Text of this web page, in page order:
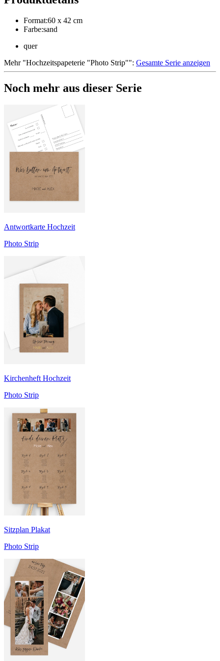
Format:60 x 42 cm
Farbe:sand
quer
Mehr"Hochzeitspapeterie "Photo Strip"": Gesamte Serie anzeigen
Noch mehr aus dieser Serie
Antwortkarte Hochzeit
Photo Strip
Kirchenheft Hochzeit
Photo Strip
Sitzplan Plakat
Photo Strip